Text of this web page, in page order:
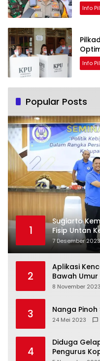
Info
Info
Popular Posts
1
Sugiarto
Fisip Untan
7 Desember 2023
2
Aplikasi
Bawah
8 November 2023
3 Nanga
24 Mei 2023
4
Diduga
Pengurus